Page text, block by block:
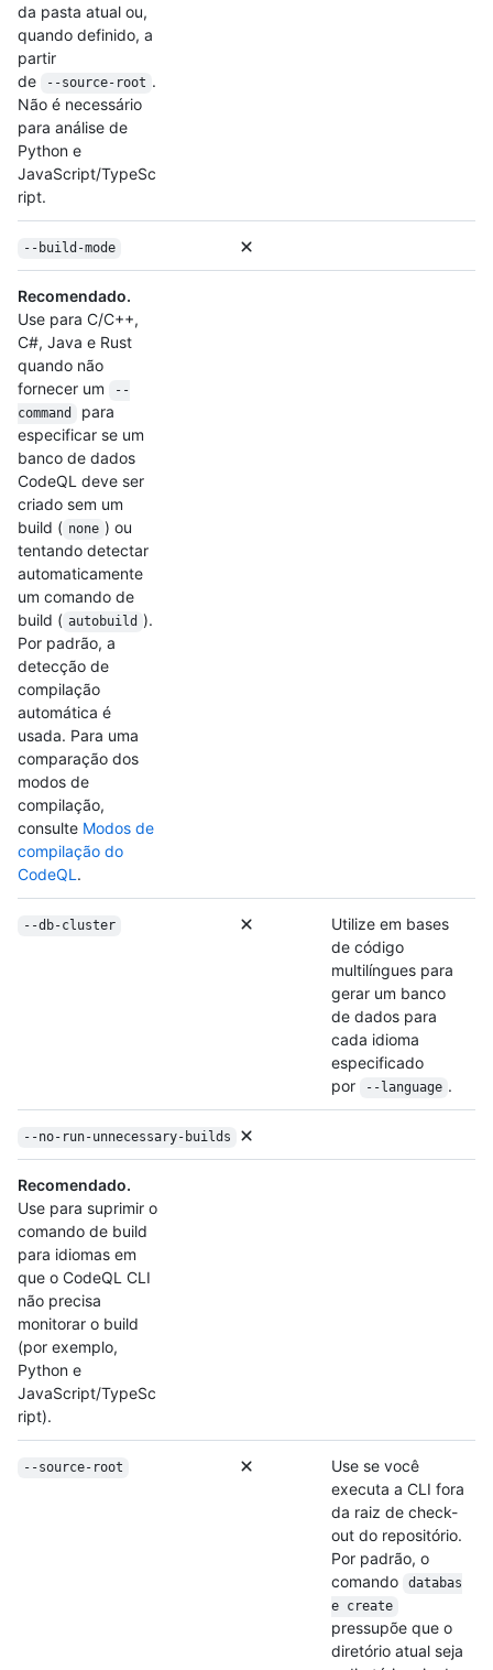
da pasta atual ou,
quando definido, a
partir
de
--source-root .
Não é necessário
para análise de
Python e
JavaScript/TypeSc
ript.
--build-mode
Recomendado.
Use para C/C++,
C#, Java e Rust
quando não
fornecer um
--
command
para
especificar se um
banco de dados
CodeQL deve ser
criado sem um
build ( none ) ou
tentando detectar
automaticamente
um comando de
build ( autobuild ).
Por padrão, a
detecção de
compilação
automática é
usada. Para uma
comparação dos
modos de
compilação,
consulte Modos de
compilação do
CodeQL .
--db-cluster
Utilize em bases
de código
multilíngues para
gerar um banco
de dados para
cada idioma
especificado
por
--language .
--no-run-unnecessary-builds
Recomendado.
Use para suprimir o
comando de build
para idiomas em
que o CodeQL CLI
não precisa
monitorar o build
(por exemplo,
Python e
JavaScript/TypeSc
ript).
--source-root
Use se você
executa a CLI fora
da raiz de check-
out do repositório.
Por padrão, o
comando
databas
e create
pressupõe que o
diretório atual seja